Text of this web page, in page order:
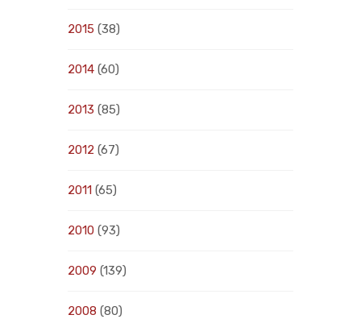
2015 (38)
2014 (60)
2013 (85)
2012 (67)
2011 (65)
2010 (93)
2009 (139)
2008 (80)